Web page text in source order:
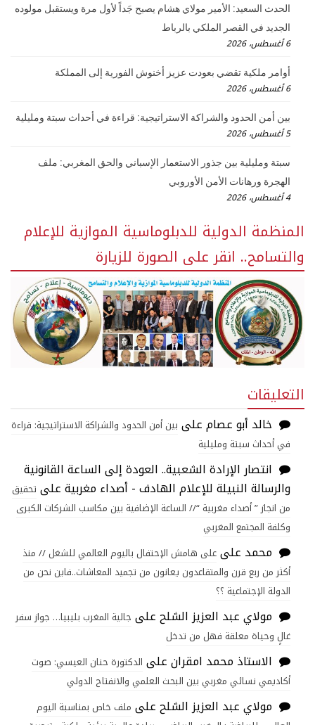
الحدث السعيد: الأمير مولاي هشام يصبح جَداً لأول مرة ويستقبل مولوده
الجديد في القصر الملكي بالرباط
6 أغسطس، 2026
أوامر ملكية تقضي بعودت عزيز أخنوش الفورية إلى المملكة
6 أغسطس، 2026
بين أمن الحدود والشراكة الاستراتيجية: قراءة في أحداث سبتة ومليلية
5 أغسطس، 2026
سبتة ومليلية بين جذور الاستعمار الإسباني والحق المغربي: ملف
الهجرة ورهانات الأمن الأوروبي
4 أغسطس، 2026
المنظمة الدولية للدبلوماسية الموازية للإعلام
والتسامح.. انقر على الصورة للزيارة
التعليقات
خالد أبو عصامعلى بين أمن الحدود والشراكة الاستراتيجية: قراءة
في أحداث سبتة ومليلية
انتصار الإرادة الشعبية.. العودة إلى الساعة القانونية
والرسالة النبيلة للإعلام الهادف - أصداء مغربيةعلى تحقيق
من انجاز ” أصداء مغربية “// الساعة الإضافية بين مكاسب الشركات الكبرى
وكلفة المجتمع المغربي
محمد على على هامش الإحتفال باليوم العالمي للشغل // منذ
أكثر من ربع قرن والمتقاعدون يعانون من تجميد المعاشات..فاين نحن من
الدولة الإجتماعية ؟؟
مولاي عبد العزيز الشلحعلى جالية المغرب بليبيا… جواز سفر
غالٍ وحياة معلقة فهل من تدخل
الاستاذ محمد امقرانعلى الدكتورة حنان العيسي: صوت
أكاديمي نسائي مغربي بين البحث العلمي والانفتاح الدولي
مولاي عبد العزيز الشلحعلى ملف خاص بمناسبة اليوم